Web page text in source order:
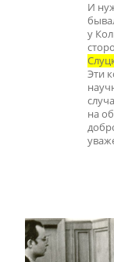
И
у
Эти
на